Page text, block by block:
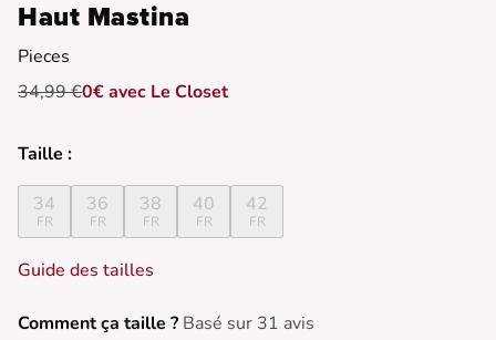
Haut Mastina
Pieces
34,99 €0€ avec Le Closet
Taille :
34
FR
36
FR
38
FR
40
FR
42
FR
Guide des tailles
Comment ça taille ? Basé sur 31 avis